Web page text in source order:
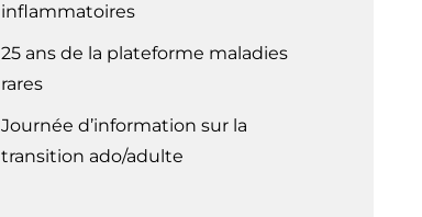
inflammatoires
25 ans de la plateforme maladies
rares
Journée d’information sur la
transition ado/adulte